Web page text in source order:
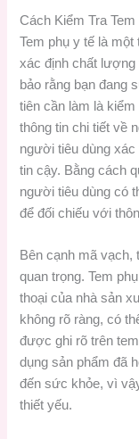
Cách Kiểm Tra
Tem phụ y tế là
xác định chất
bảo rằng bạn đang
tiên cần làm là
thông tin chi tiết về
người tiêu dùng
tin cậy. Bằng cách
người tiêu dùng có
để đối chiếu với
Bên cạnh mã vạch,
quan trọng. Tem
thoại của nhà sản
không rõ ràng, có
được ghi rõ trên
dụng sản phẩm đã
đến sức khỏe, vì
thiết yếu.